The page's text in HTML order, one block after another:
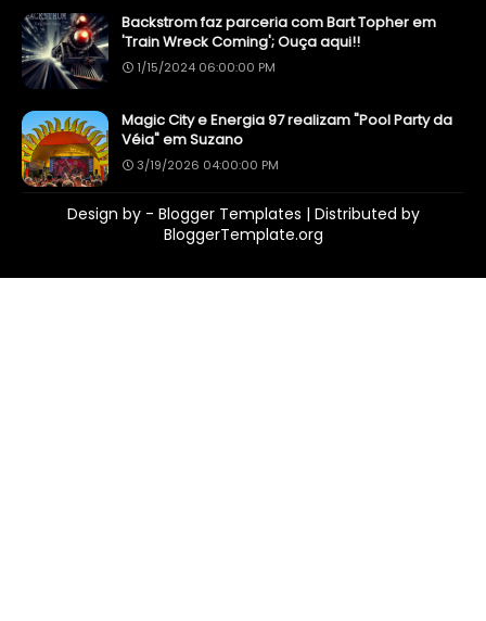
Backstrom faz parceria com Bart Topher em
'Train Wreck Coming'; Ouça aqui!!
1/15/2024 06:00:00 PM
Magic City e Energia 97 realizam "Pool Party da
Véia" em Suzano
3/19/2026 04:00:00 PM
Design by - Blogger Templates | Distributed by
BloggerTemplate.org